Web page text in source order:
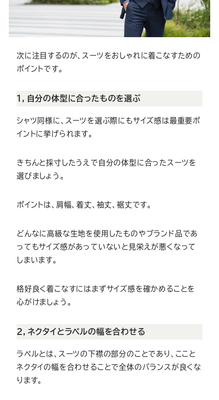
次に注目するのが、スーツをおしゃれに着こなすための
ポイントです。
１，自分の体型に合ったものを選ぶ
シャツ同様に、スーツを選ぶ際にもサイズ感は最重要ポ
イントに挙げられます。
きちんと採寸したうえで自分の体型に合ったスーツを
選びましょう。
ポイントは、肩幅、着丈、袖丈、裾丈です。
どんなに高級な生地を使用したものやブランド品であ
ってもサイズ感があっていないと見栄えが悪くなって
しまいます。
格好良く着こなすにはまずサイズ感を確かめることを
心がけましょう。
２，ネクタイとラペルの幅を合わせる
ラペルとは、スーツの下襟の部分のことであり、ここと
ネクタイの幅を合わせることで全体のバランスが良くな
ります。